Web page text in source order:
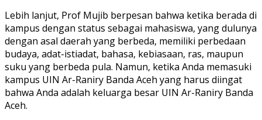
Lebih lanjut, Prof Mujib berpesan bahwa ketika berada di
kampus dengan status sebagai mahasiswa, yang dulunya
dengan asal daerah yang berbeda, memiliki perbedaan
budaya, adat-istiadat, bahasa, kebiasaan, ras, maupun
suku yang berbeda pula. Namun, ketika Anda memasuki
kampus UIN Ar-Raniry Banda Aceh yang harus diingat
bahwa Anda adalah keluarga besar UIN Ar-Raniry Banda
Aceh.